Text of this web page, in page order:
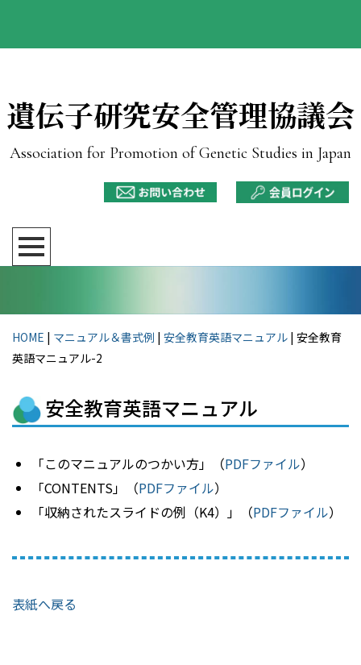
遺伝子研究安全管理協議会
Association for Promotion of Genetic Studies in Japan
HOME | マニュアル＆書式例 | 安全教育英語マニュアル | 安全教育
英語マニュアル-2
安全教育英語マニュアル
「このマニュアルのつかい方」（PDFファイル）
「CONTENTS」（PDFファイル）
「収納されたスライドの例（K4）」（PDFファイル）
表紙へ戻る